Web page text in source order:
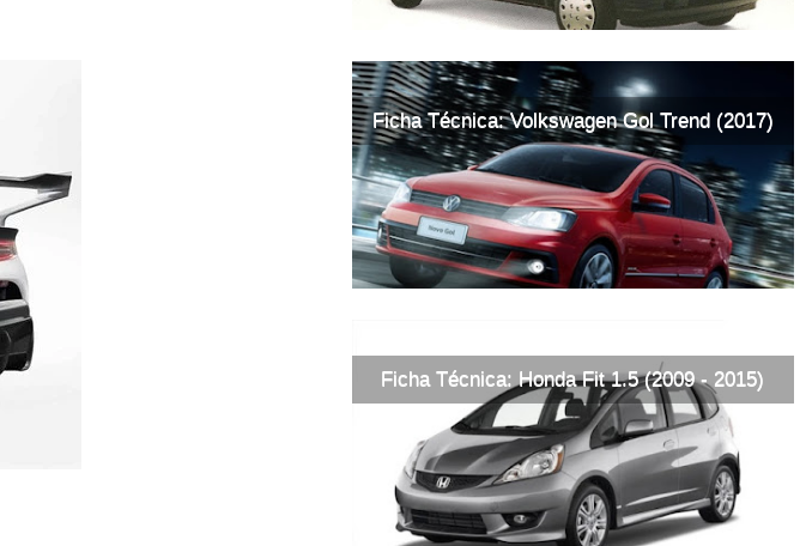
Ficha Técnica: Volkswagen Gol Trend (2017)
Ficha Técnica: Honda Fit 1.5 (2009 - 2015)